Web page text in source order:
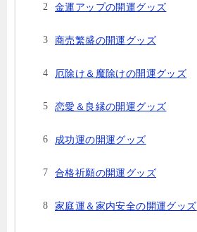
金運アップの開運グッズ
商売繁盛の開運グッズ
厄除け＆魔除けの開運グッズ
恋愛＆良縁の開運グッズ
成功運の開運グッズ
合格祈願の開運グッズ
家庭運＆家内安全の開運グッズ